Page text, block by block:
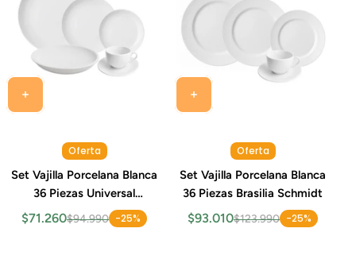
Oferta
Set Vajilla Porcelana Blanca
36 Piezas Universal
Schmidt
$71.260$94.990 -25%
Oferta
Set Vajilla Porcelana Blanca
36 Piezas Brasilia Schmidt
$93.010$123.990 -25%